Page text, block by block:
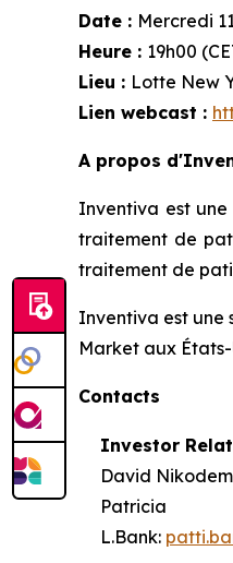
Date : Mercredi
Heure : 19h00
Lieu : Lotte New
Lien webcast :
A propos
Inventiva est
traitement de
traitement de
Inventiva est une
Market aux États-
Contacts
Investor
David
Patricia
L.Bank: